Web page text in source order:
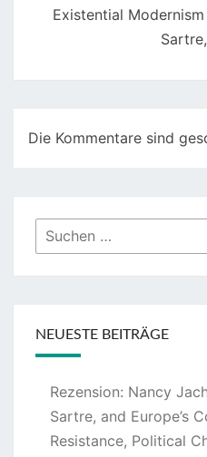
Existential
Die Kommentare sind
Suchen
nach:
NEUESTE BEITRÄGE
Rezension: Nancy
Sartre, and Europe’s
Resistance, Political